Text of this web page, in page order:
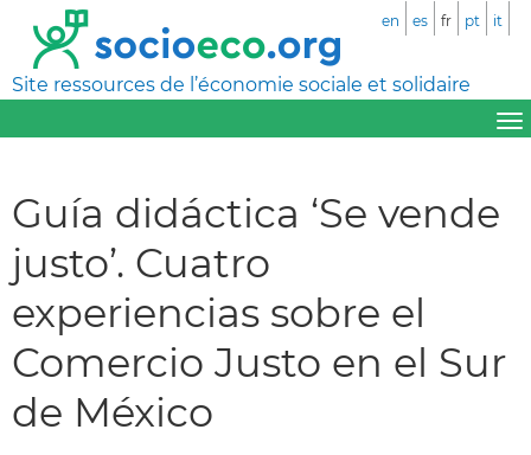
Site ressources de l’économie sociale et solidaire
en es fr pt it
Guía didáctica ‘Se vende
justo’. Cuatro
experiencias sobre el
Comercio Justo en el Sur
de México